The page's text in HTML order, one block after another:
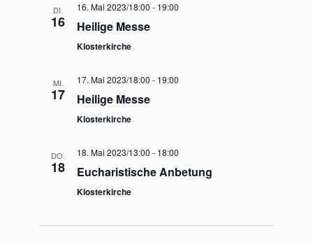
DI.
16
16. Mai 2023/18:00 - 19:00
Heilige Messe
Klosterkirche
MI.
17
17. Mai 2023/18:00 - 19:00
Heilige Messe
Klosterkirche
DO.
18
18. Mai 2023/13:00 - 18:00
Eucharistische Anbetung
Klosterkirche